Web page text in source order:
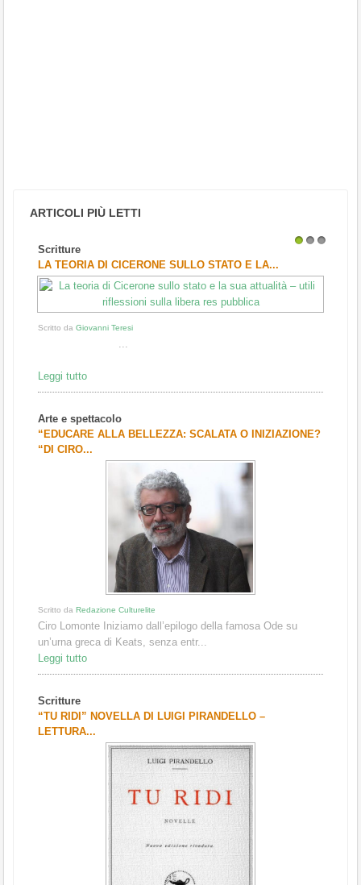
ARTICOLI PIÙ LETTI
Scritture
LA TEORIA DI CICERONE SULLO STATO E LA...
Scritto da Giovanni Teresi
Leggi tutto
Arte e spettacolo
“EDUCARE ALLA BELLEZZA: SCALATA O INIZIAZIONE?
“DI CIRO...
Scritto da Redazione Culturelite
Ciro Lomonte Iniziamo dall’epilogo della famosa Ode su
un’urna greca di Keats, senza entr...
Leggi tutto
Scritture
“TU RIDI” NOVELLA DI LUIGI PIRANDELLO –
LETTURA...